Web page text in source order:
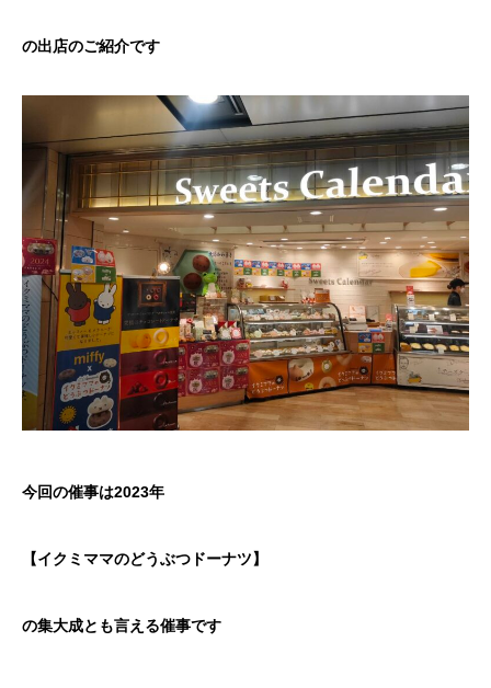
の出店のご紹介です
今回の催事は2023年
【イクミママのどうぶつドーナツ】
の集大成とも言える催事です